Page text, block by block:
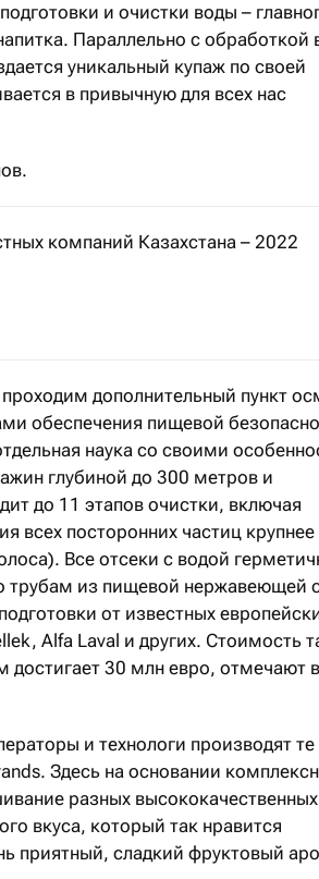
и очистки воды –
Параллельно с обработкой
уникальный купаж по своей
в привычную для всех нас
компаний Казахстана – 2022
компаний за год увеличилась
дополнительный пункт
обеспечения пищевой
наука со своими
глубиной до 300 метров и
до 11 этапов очистки, включая
всех посторонних частиц
Все отсеки с водой
трубам из пищевой нержавеющей
от известных
Alfa Laval и других. Стоимость
достигает 30 млн евро, отмечают в
и технологи производят
Здесь на основании
разных высококачественных
вкуса, который так нравится
приятный, сладкий фруктовый